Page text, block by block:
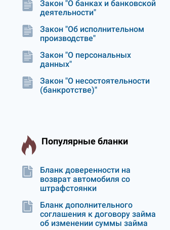
Закон "О банках и банковской
деятельности"
Закон "Об исполнительном
производстве"
Закон "О персональных
данных"
Закон "О несостоятельности
(банкротстве)"
Популярные бланки
Бланк доверенности на
возврат автомобиля со
штрафстоянки
Бланк дополнительного
соглашения к договору займа
об изменении суммы займа